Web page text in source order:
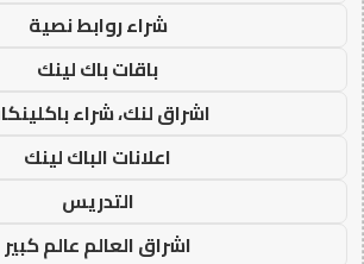
شراء روابط نصية
باقات باك لينك
اشراق لنك، شراء
اعلانات الباك لينك
التدريس
اشراق العالم عالم كبير